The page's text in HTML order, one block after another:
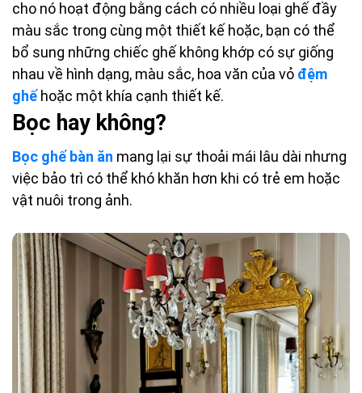
cho nó hoạt động bằng cách có nhiều loại ghế đầy
màu sắc trong cùng một thiết kế hoặc, bạn có thể
bổ sung những chiếc ghế không khớp có sự giống
nhau về hình dạng, màu sắc, hoa văn của vỏ đệm
ghế hoặc một khía cạnh thiết kế.
Bọc hay không?
Bọc ghế bàn ăn mang lại sự thoải mái lâu dài nhưng
việc bảo trì có thể khó khăn hơn khi có trẻ em hoặc
vật nuôi trong ảnh.